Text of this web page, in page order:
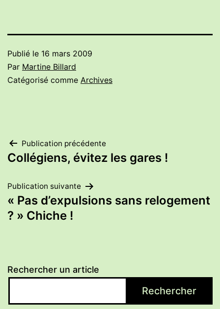
Publié le 16 mars 2009
Par Martine Billard
Catégorisé comme Archives
Navigation
l’article
Publication précédente
Collégiens, évitez les gares !
Publication suivante
« Pas d’expulsions sans relogement
? » Chiche !
Rechercher un article
Rechercher